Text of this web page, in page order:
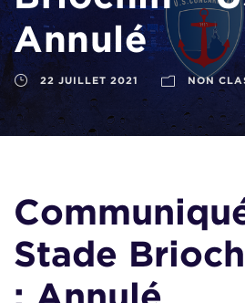
Annulé
22 JUILLET 2021 NON
Stade